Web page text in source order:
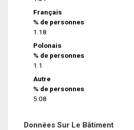
Français
% de personnes
1.18
Polonais
% de personnes
1.1
Autre
% de personnes
5.08
Données Sur Le Bâtiment